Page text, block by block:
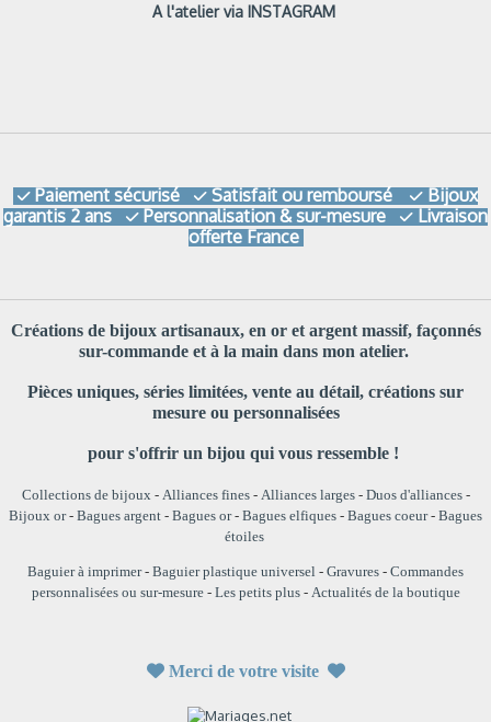
A l'atelier via INSTAGRAM
 Paiement sécurisé  Satisfait ou remboursé  Bijoux
garantis 2 ans
 Personnalisation & sur-mesure  Livraison
offerte France
Créations de bijoux artisanaux, en or et argent massif, façonnés
sur-commande et à la main dans mon atelier.
Pièces uniques, séries limitées, vente au détail, créations sur
mesure ou personnalisées
pour s'offrir un bijou qui vous ressemble !
Collections de bijoux- Alliances fines- Alliances larges- Duos d'alliances-
Bijoux or- Bagues argent - Bagues or- Bagues elfiques - Bagues coeur- Bagues
étoiles
Baguier à imprimer- Baguier plastique universel - Gravures - Commandes
personnalisées ou sur-mesure- Les petits plus- Actualités de la boutique
Merci de votre visite 